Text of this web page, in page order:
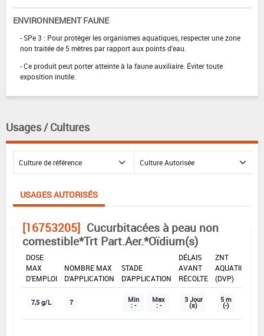
ENVIRONNEMENT FAUNE
- SPe 3 : Pour protéger les organismes aquatiques, respecter une zone
non traitée de 5 mètres par rapport aux points d'eau.
- Ce produit peut porter atteinte à la faune auxiliaire. Éviter toute
exposition inutile.
Usages / Cultures
USAGES AUTORISÉS
[16753205] Cucurbitacées à peau non
comestible*Trt Part.Aer.*Oïdium(s)
DOSE
MAX
D'EMPLOI
NOMBRE MAX
D'APPLICATION
STADE
D'APPLICATION
DÉLAIS
AVANT
RÉCOLTE
ZNT
AQUATIQUE
(DVP)
7,5 g/L 7 Min
: -
Max
: -
3 Jour
(s)
5 m
(-)